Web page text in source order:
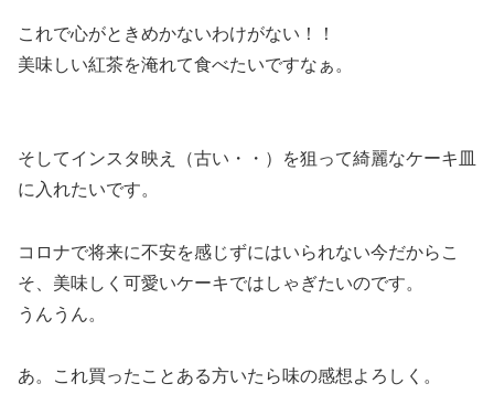
これで心がときめかないわけがない！！
美味しい紅茶を淹れて食べたいですなぁ。
そしてインスタ映え（古い・・）を狙って綺麗なケーキ皿
に入れたいです。
コロナで将来に不安を感じずにはいられない今だからこ
そ、美味しく可愛いケーキではしゃぎたいのです。
うんうん。
あ。これ買ったことある方いたら味の感想よろしく。